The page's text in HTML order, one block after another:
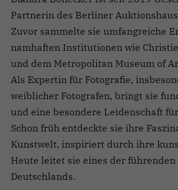
Partnerin des Berliner
Zuvor sammelte sie umfangreiche
namhaften Institutionen wie
und dem Metropolitan Museum of
Als Expertin für Fotografie,
weiblicher Fotografen, bringt sie
und eine besondere Leidenschaft
Schon früh entdeckte sie ihre
Kunstwelt, inspiriert durch ihre
Heute leitet sie eines der
Deutschlands.